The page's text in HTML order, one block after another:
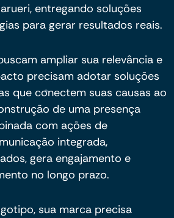
entregando soluções
para gerar resultados reais.
ampliar sua relevância e
precisam adotar soluções
que conectem suas causas ao
de uma presença
com ações de
integrada,
gera engajamento e
no longo prazo.
sua marca precisa